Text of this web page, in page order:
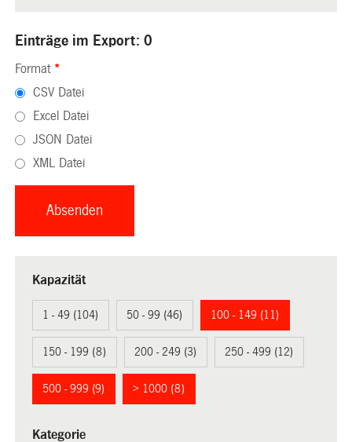
Einträge im Export: 0
Format *
CSV Datei
Excel Datei
JSON Datei
XML Datei
Kapazität
1 - 49 (104) 50 - 99 (46) 100 - 149 (11)
150 - 199 (8) 200 - 249 (3) 250 - 499 (12)
500 - 999 (9) > 1000 (8)
Kategorie